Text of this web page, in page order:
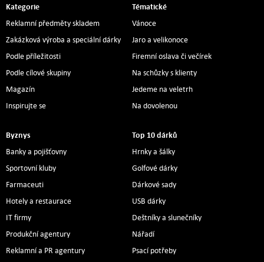
Kategorie
Reklamní předměty skladem
Zakázková výroba a speciální dárky
Podle příležitosti
Podle cílové skupiny
Magazín
Inspirujte se
Tématické
Vánoce
Jaro a velikonoce
Firemní oslava či večírek
Na schůzky s klienty
Jedeme na veletrh
Na dovolenou
Byznys
Banky a pojišťovny
Sportovní kluby
Farmaceuti
Hotely a restaurace
IT firmy
Produkční agentury
Reklamní a PR agentury
Top 10 dárků
Hrnky a šálky
Golfové dárky
Dárkové sady
USB dárky
Deštníky a slunečníky
Nářadí
Psací potřeby